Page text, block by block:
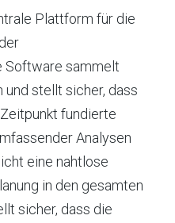
Plattform für die
Software sammelt
und stellt sicher, dass
fundierte
Analysen
eine nahtlose
in den gesamten
sicher, dass die